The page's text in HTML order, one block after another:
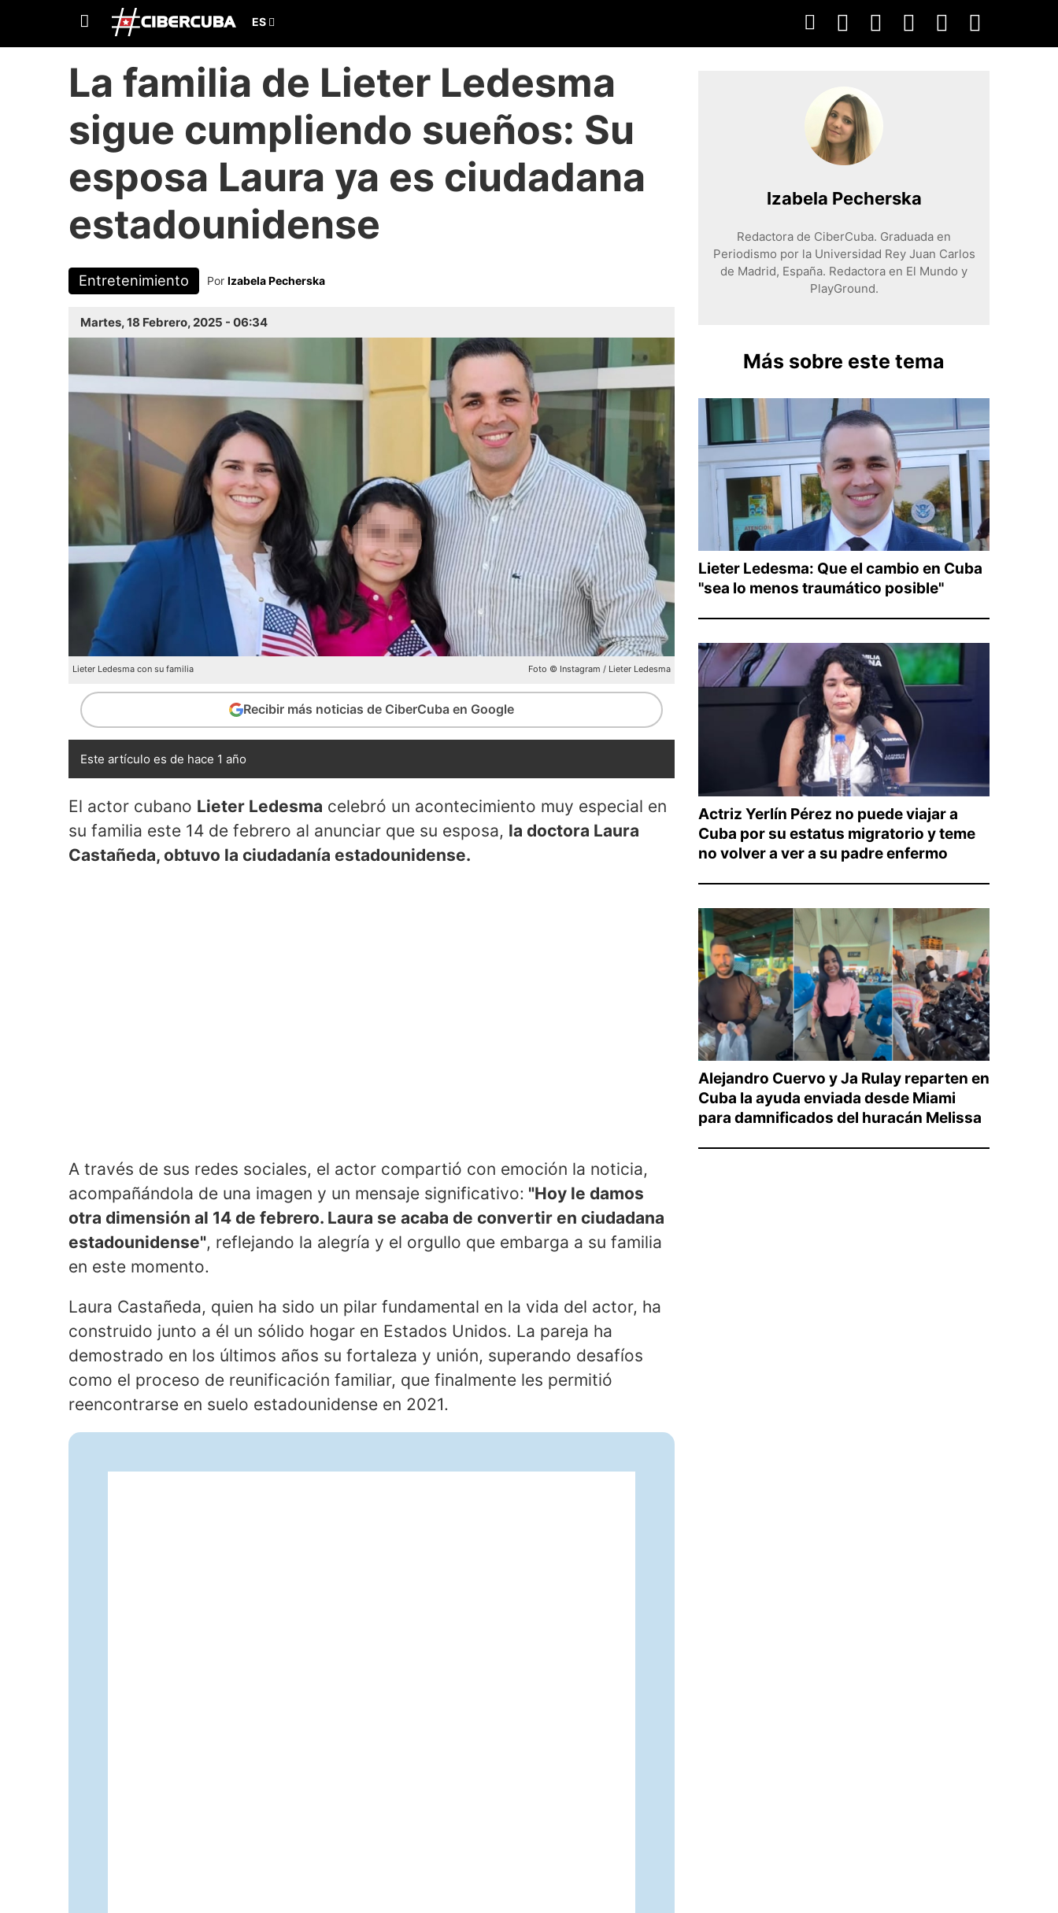
La familia de Lieter Ledesma
sigue cumpliendo sueños: Su
esposa Laura ya es ciudadana
estadounidense
Entretenimiento Por Izabela Pecherska
Martes, 18 Febrero, 2025 - 06:34
Lieter Ledesma con su familia Foto © Instagram / Lieter Ledesma
Recibir más noticias de CiberCuba en Google
Este artículo es de hace 1 año
El actor cubano Lieter Ledesma celebró un acontecimiento muy especial en
su familia este 14 de febrero al anunciar que su esposa, la doctora Laura
Castañeda, obtuvo la ciudadanía estadounidense.
A través de sus redes sociales, el actor compartió con emoción la noticia,
acompañándola de una imagen y un mensaje significativo: "Hoy le damos
otra dimensión al 14 de febrero. Laura se acaba de convertir en ciudadana
estadounidense", reflejando la alegría y el orgullo que embarga a su familia
en este momento.
Laura Castañeda, quien ha sido un pilar fundamental en la vida del actor, ha
construido junto a él un sólido hogar en Estados Unidos. La pareja ha
demostrado en los últimos años su fortaleza y unión, superando desafíos
como el proceso de reunificación familiar, que finalmente les permitió
reencontrarse en suelo estadounidense en 2021.
Izabela Pecherska
Redactora de CiberCuba. Graduada en
Periodismo por la Universidad Rey Juan Carlos
de Madrid, España. Redactora en El Mundo y
PlayGround.
Más sobre este tema
Lieter Ledesma: Que el cambio en Cuba
"sea lo menos traumático posible"
Actriz Yerlín Pérez no puede viajar a
Cuba por su estatus migratorio y teme
no volver a ver a su padre enfermo
Alejandro Cuervo y Ja Rulay reparten en
Cuba la ayuda enviada desde Miami
para damnificados del huracán Melissa